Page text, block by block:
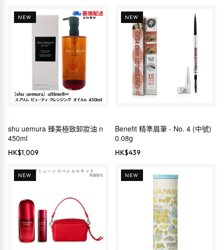
NEW
shu uemura 臻美極致卸妝油 n
450ml
HK$1,009
NEW
Benefit 精準眉筆 - No. 4 (中號)
0.08g
HK$439
NEW NEW